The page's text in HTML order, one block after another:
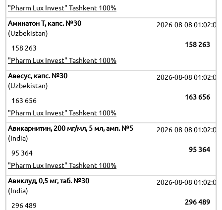
"Pharm Lux Invest" Tashkent 100%
Аминатон Т, капс. №30
(Uzbekistan)
2026-08-08 01:02:09
158 263
158 263
"Pharm Lux Invest" Tashkent 100%
Авесус, капс. №30
(Uzbekistan)
2026-08-08 01:02:09
163 656
163 656
"Pharm Lux Invest" Tashkent 100%
Авикарнитин, 200 мг/мл, 5 мл, амп. №5
(India)
2026-08-08 01:02:09
95 364
95 364
"Pharm Lux Invest" Tashkent 100%
Авиклуд, 0,5 мг, таб. №30
(India)
2026-08-08 01:02:09
296 489
296 489